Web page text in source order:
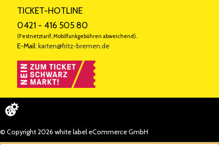
TICKET-HOTLINE
0421 - 416 505 80
(Festnetztarif, Mobilfunkgebühren abweichend).
E-Mail: karten@fritz-bremen.de
© Copyright 2026 white label eCommerce GmbH